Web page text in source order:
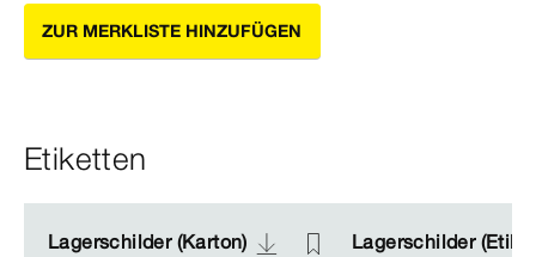
ZUR MERKLISTE HINZUFÜGEN
Etiketten
Lagerschilder (Karton) Lagerschilder
Lagerschilder (Karton) Lagerschilder